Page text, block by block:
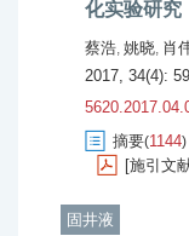
化实验研究
蔡浩, 姚晓, 肖
2017, 34(4):
摘要(1144)
[施引文
固井液